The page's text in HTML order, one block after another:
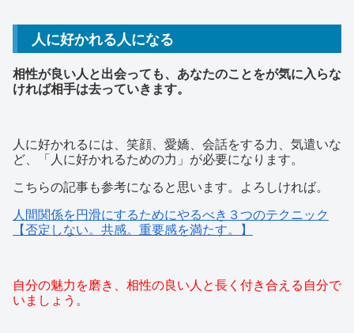
人に好かれる人になる
相性が良い人と出会っても、あなたのことをが気に入らな
ければ相手は去っていきます。
人に好かれるには、笑顔、愛嬌、会話をする力、気遣いな
ど、「人に好かれるための力」が必要になります。
こちらの記事も参考になると思います。よろしければ。
人間関係を円滑にするためにやるべき３つのテクニック
【否定しない。共感。重要感を満たす。】
自分の魅力を磨き、相性の良い人と長く付き合える自分で
いましょう。